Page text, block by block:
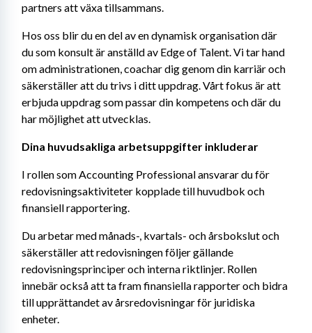
partners att växa tillsammans.
Hos oss blir du en del av en dynamisk organisation där
du som konsult är anställd av Edge of Talent. Vi tar hand
om administrationen, coachar dig genom din karriär och
säkerställer att du trivs i ditt uppdrag. Vårt fokus är att
erbjuda uppdrag som passar din kompetens och där du
har möjlighet att utvecklas.
Dina huvudsakliga arbetsuppgifter inkluderar
I rollen som Accounting Professional ansvarar du för
redovisningsaktiviteter kopplade till huvudbok och
finansiell rapportering.
Du arbetar med månads-, kvartals- och årsbokslut och
säkerställer att redovisningen följer gällande
redovisningsprinciper och interna riktlinjer. Rollen
innebär också att ta fram finansiella rapporter och bidra
till upprättandet av årsredovisningar för juridiska
enheter.